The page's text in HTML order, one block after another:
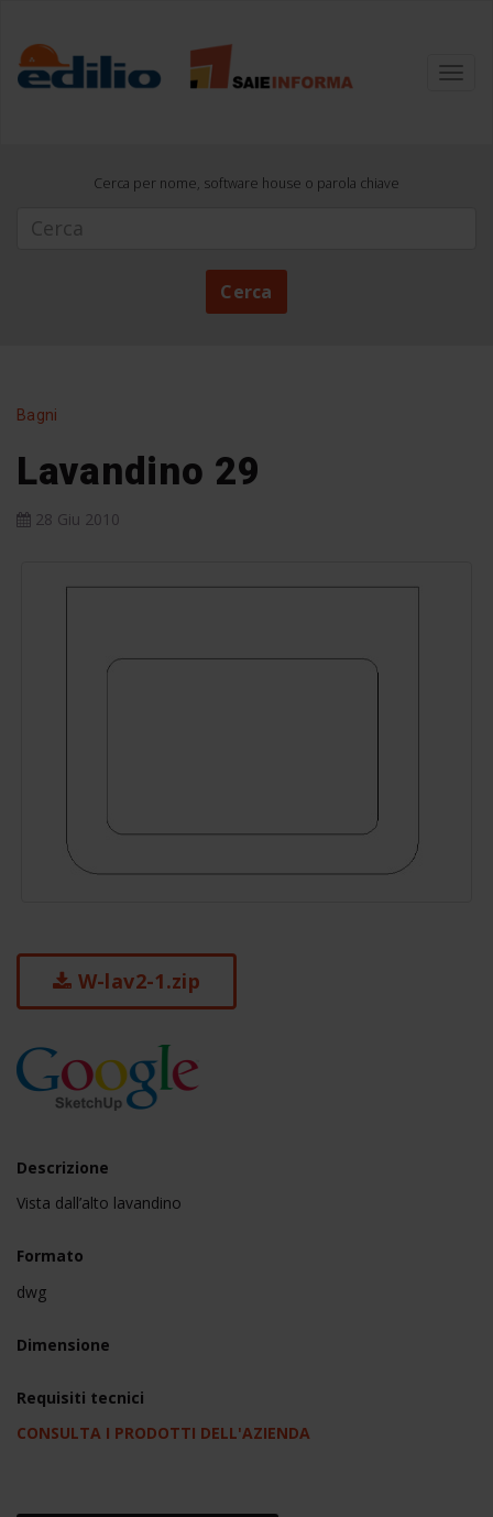
Cerca per nome, software house o parola chiave
Cerca
Bagni
Lavandino 29
28 Giu 2010
W-lav2-1.zip
Descrizione
Vista dall’alto lavandino
Formato
dwg
Dimensione
Requisiti tecnici
CONSULTA I PRODOTTI DELL'AZIENDA